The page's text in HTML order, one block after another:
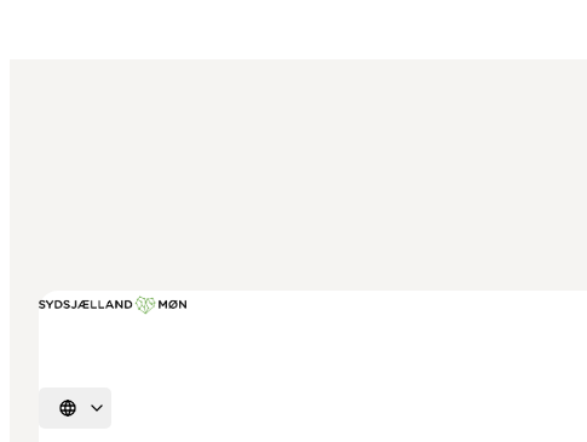
Sprache auswählen